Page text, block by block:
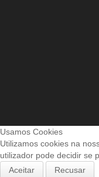
Usamos Cookies
Utilizamos cookies na
utilizador pode decidir se
Aceitar
Recusar